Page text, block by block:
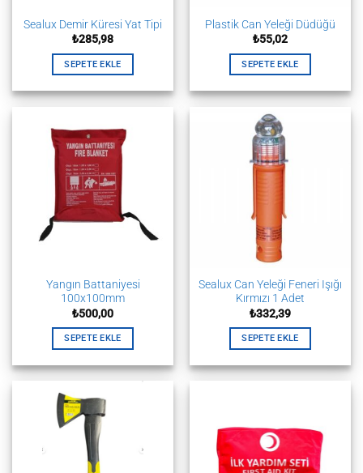
Sealux Demir Küresi Yat Tipi
₺285,98
SEPETE EKLE
Plastik Can Yeleği Düdüğü
₺55,02
SEPETE EKLE
Yangın Battaniyesi
100x100mm
₺500,00
SEPETE EKLE
Sealux Can Yeleği Feneri Işığı
Kırmızı 1 Adet
₺332,39
SEPETE EKLE